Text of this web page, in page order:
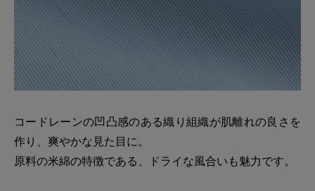
コードレーンの凹凸感のある織り組織が肌離れの良さを
作り、爽やかな見た目に。
原料の米綿の特徴である、ドライな風合いも魅力です。